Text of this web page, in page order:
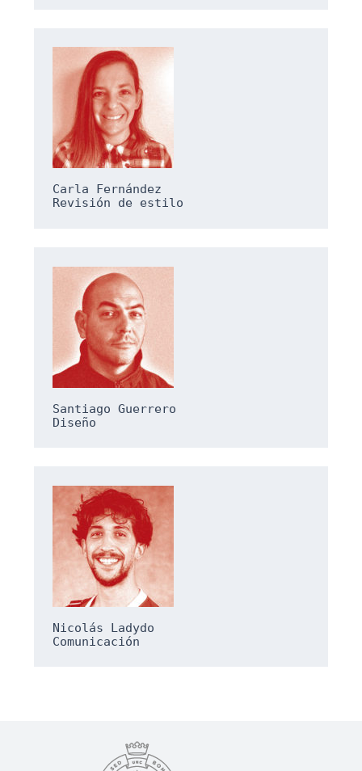
Carla Fernández
Santiago Guerrero
Diseño
Nicolás Ladydo
Comunicación